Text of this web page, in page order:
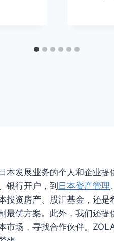
本发展业务的个人和企业提
银行开户，到日本资产管理
投资房产、股汇基金，还是
最优方案。此外，我们还提
市场，寻找合作伙伴。